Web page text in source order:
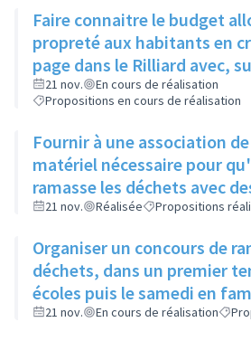
Faire connaitre le budget
propreté aux habitants en
page dans le Rilliard avec,
actions de la ville et les
et sur la 2ème ce qui
les économies engendrées
21 nov.
En cours de réalisation
Propositions en cours de réalisation
Fournir à une association
matériel nécessaire pour
ramasse les déchets avec
différents parcours
21 nov. Réalisée Propositions
Organiser un concours de
déchets, dans un premier
écoles puis le samedi en
lot un arbre à planter pour
21 nov. En cours de réalisation